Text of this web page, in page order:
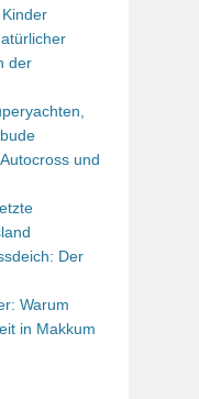
der
und
Der
Warum
in Makkum